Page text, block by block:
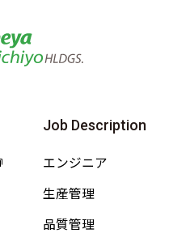
Job Description
エンジニア
生産管理
品質管理